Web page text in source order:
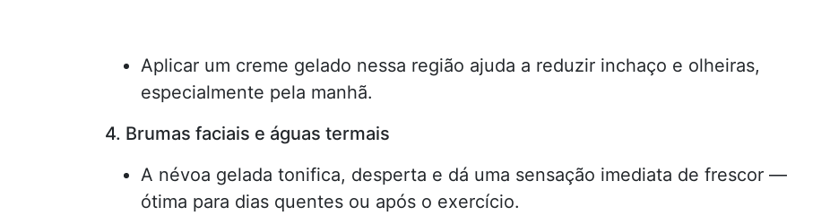
Aplicar um creme gelado nessa região ajuda a reduzir inchaço e olheiras,
especialmente pela manhã.
4. Brumas faciais e águas termais
A névoa gelada tonifica, desperta e dá uma sensação imediata de frescor —
ótima para dias quentes ou após o exercício.